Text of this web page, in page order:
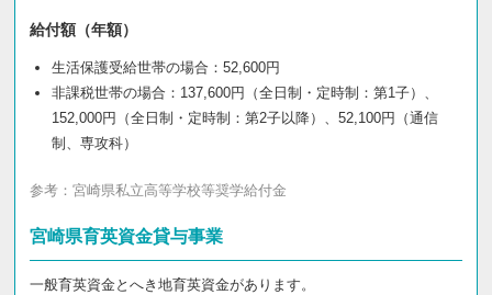
給付額（年額）
生活保護受給世帯の場合：52,600円
非課税世帯の場合：137,600円（全日制・定時制：第1子）、
152,000円（全日制・定時制：第2子以降）、52,100円（通信
制、専攻科）
参考： 宮崎県私立高等学校等奨学給付金
宮崎県育英資金貸与事業
一般育英資金とへき地育英資金があります。